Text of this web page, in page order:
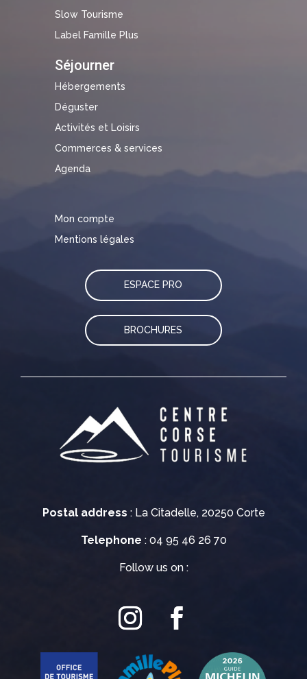
Postal address : La Citadelle, 20250 Corte
Telephone : 04 95 46 26 70
Follow us on :
Slow Tourisme
Label Famille Plus
Séjourner
Hébergements
Déguster
Activités et Loisirs
Commerces & services
Agenda
Mon compte
Mentions légales
ESPACE PRO
BROCHURES